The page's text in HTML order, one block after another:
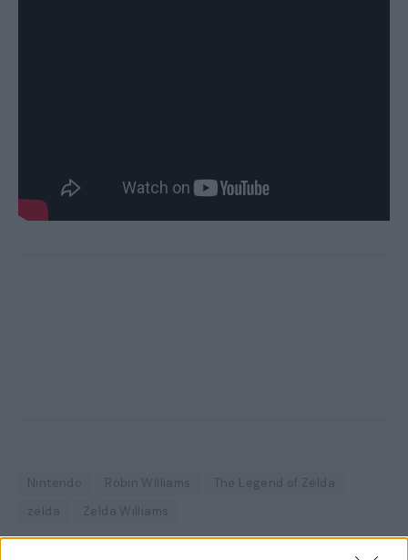
Nintendo Robin Williams
The Legend of Zelda
zelda
Zelda Williams